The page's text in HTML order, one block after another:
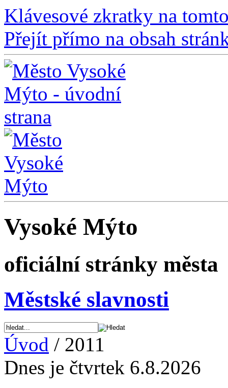
Klávesové zkratky na
Přejít přímo na obsah
Vysoké Mýto
oficiální stránky města
Městské slavnosti
Úvod / 2011
Dnes je čtvrtek 6.8.2026